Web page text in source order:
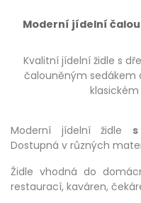
Moderní jídelní
Kvalitní jídelní židle s
čalouněným sedákem
Moderní jídelní židle
Dostupná v různých
Židle vhodná do
restaurací, kaváren,